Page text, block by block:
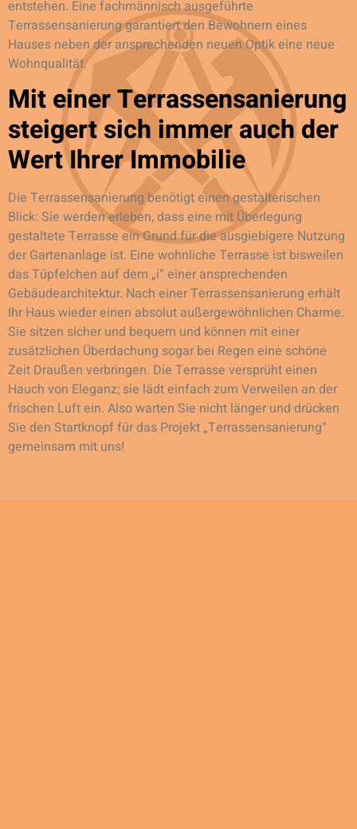
entstehen. Eine fachmännisch ausgeführte
Terrassensanierung garantiert den Bewohnern eines
Hauses neben der ansprechenden neuen Optik eine neue
Wohnqualität.
Mit einer Terrassensanierung
steigert sich immer auch der
Wert Ihrer Immobilie
Die Terrassensanierung benötigt einen gestalterischen
Blick: Sie werden erleben, dass eine mit Überlegung
gestaltete Terrasse ein Grund für die ausgiebigere Nutzung
der Gartenanlage ist. Eine wohnliche Terrasse ist bisweilen
das Tüpfelchen auf dem „i“ einer ansprechenden
Gebäudearchitektur. Nach einer Terrassensanierung erhält
Ihr Haus wieder einen absolut außergewöhnlichen Charme.
Sie sitzen sicher und bequem und können mit einer
zusätzlichen Überdachung sogar bei Regen eine schöne
Zeit Draußen verbringen. Die Terrasse versprüht einen
Hauch von Eleganz; sie lädt einfach zum Verweilen an der
frischen Luft ein. Also warten Sie nicht länger und drücken
Sie den Startknopf für das Projekt „Terrassensanierung“
gemeinsam mit uns!